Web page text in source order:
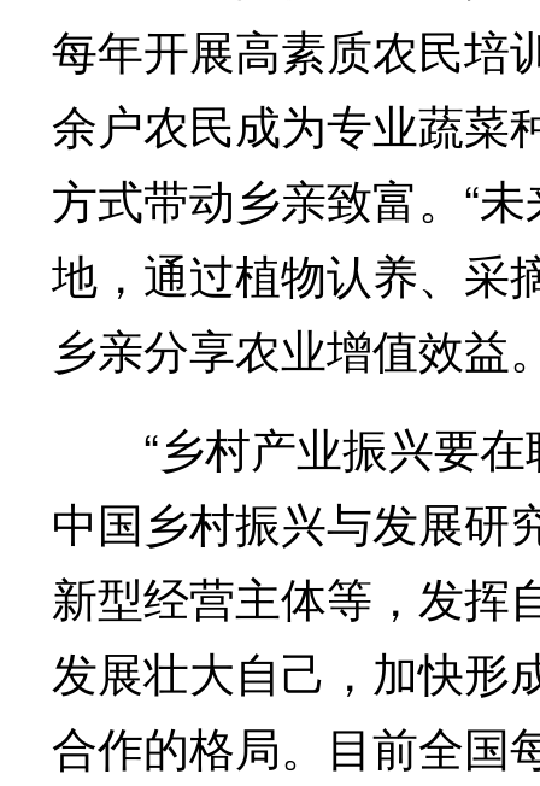
每年开展高素质农民培
余户农民成为专业蔬
方式带动乡亲致富。“
地，通过植物认养、采
乡亲分享农业增值效益
“乡村产业振兴要在
中国乡村振兴与发展研
新型经营主体等，发挥
发展壮大自己，加快形
合作的格局。目前全